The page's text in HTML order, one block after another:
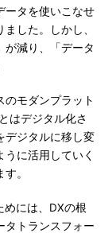
ータを使いこなせ
した。しかし、
が減り、「データ
モダンプラット
はデジタル化さ
デジタルに移し変
に活用していく
。
には、DXの根
タトランスフォー